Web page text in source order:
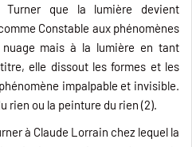
Turner que la lumière devient
Constable aux phénomènes
mais à la lumière en tant
elle dissout les formes et les
impalpable et invisible.
rien ou la peinture du rien (2).
à Claude Lorrain chez lequel la